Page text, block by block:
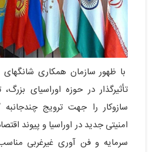
با ظهور سازمان همکاری
تأثیرگذار در حوزه اوراسیای
سازوکار را جهت ترویج چندجانبه
امنیتی جدید در اوراسیا و پیوند
سرمایه و فن آوری غیرغربی